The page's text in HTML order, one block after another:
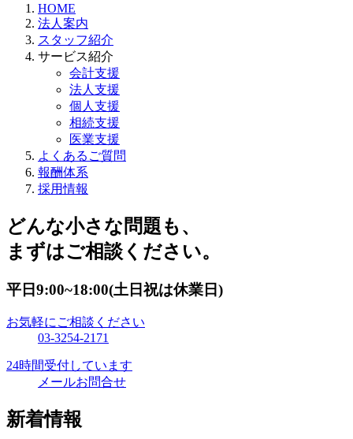
HOME
法人案内
スタッフ紹介
サービス紹介
会計支援
法人支援
個人支援
相続支援
医業支援
よくあるご質問
報酬体系
採用情報
どんな小さな問題も、
まずはご相談ください。
平日9:00~18:00(土日祝は休業日)
お気軽にご相談ください
03-3254-2171
24時間受付しています
メールお問合せ
新着情報